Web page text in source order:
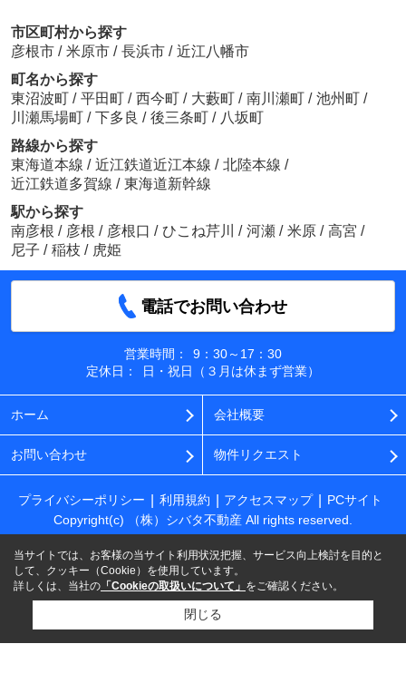
市区町村から探す
彦根市 / 米原市 / 長浜市 / 近江八幡市
町名から探す
東沼波町 / 平田町 / 西今町 / 大藪町 / 南川瀬町 / 池州町 /
川瀬馬場町 / 下多良 / 後三条町 / 八坂町
路線から探す
東海道本線 / 近江鉄道近江本線 / 北陸本線 /
近江鉄道多賀線 / 東海道新幹線
駅から探す
南彦根 / 彦根 / 彦根口 / ひこね芹川 / 河瀬 / 米原 / 高宮 /
尼子 / 稲枝 / 虎姫
電話でお問い合わせ
営業時間：
9：30～17：30
定休日：
日・祝日（３月は休まず営業）
ホーム 会社概要
お問い合わせ 物件リクエスト
プライバシーポリシー 利用規約 アクセスマップ
PCサイト
Copyright(c) （株）シバタ不動産 All rights reserved.
当サイトでは、お客様の当サイト利用状況把握、サービス向上検討を目的と
して、クッキー（Cookie）を使用しています。
詳しくは、当社の 「Cookieの取扱いについて」 をご確認ください。
閉じる